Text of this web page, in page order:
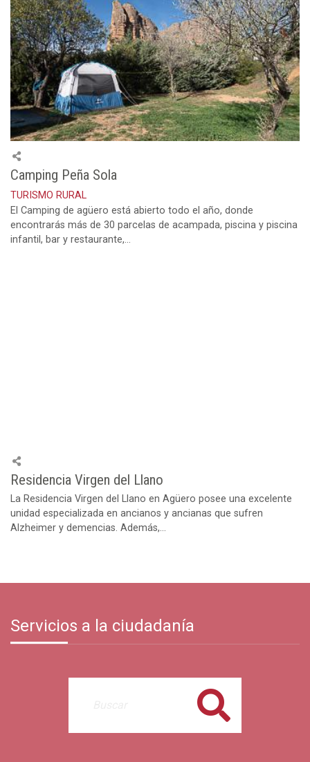
Camping Peña Sola
TURISMO RURAL
El Camping de agüero está abierto todo el año, donde
encontrarás más de 30 parcelas de acampada, piscina y piscina
infantil, bar y restaurante,...
Residencia Virgen del Llano
La Residencia Virgen del Llano en Agüero posee una excelente
unidad especializada en ancianos y ancianas que sufren
Alzheimer y demencias. Además,...
Servicios a la ciudadanía
Buscar